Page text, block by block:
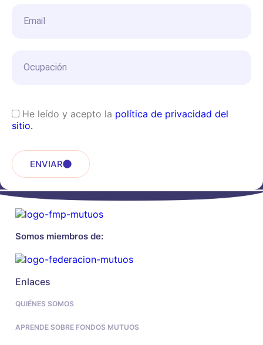
He leído y acepto la política de privacidad del
sitio.
ENVIAR
Somos miembros de:
Enlaces
QUIÉNES SOMOS
APRENDE SOBRE FONDOS MUTUOS